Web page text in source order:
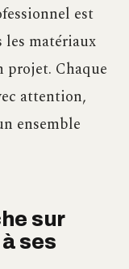
est
les matériaux
projet. Chaque
attention,
ensemble
sur
ses